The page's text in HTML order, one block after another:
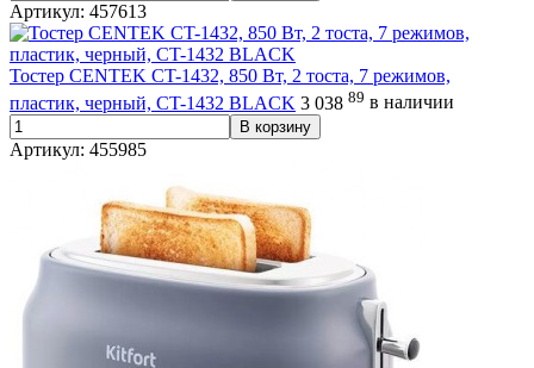
Артикул: 457613
Тостер CENTEK CT-1432, 850 Вт, 2 тоста, 7 режимов,
пластик, черный, CT-1432 BLACK 3 038 89 в наличии
В корзину
Артикул: 455985